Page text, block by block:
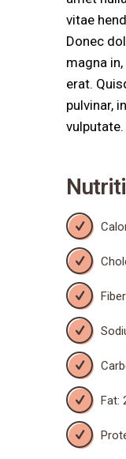
vitae
Donec
magna
erat.
pulvinar,
vulputate.
Fat: